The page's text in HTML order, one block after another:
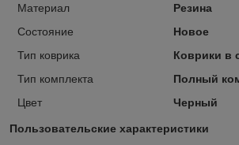
Материал
Резина
Состояние
Новое
Тип коврика
Коврики в
Тип комплекта
Полный
Цвет
Черный
Пользовательские характеристики